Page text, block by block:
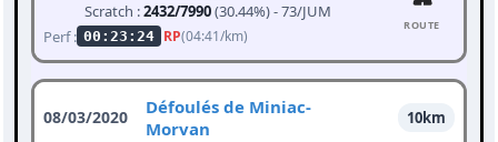
Scratch :2432/7990(30.44%) - 73/JUM
Perf : 00:23:24 RP(04:41/km)
ROUTE
08/03/2020
Défoulés de Miniac-
Morvan
10km